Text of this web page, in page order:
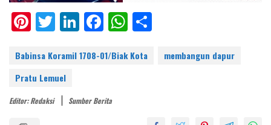
Pi
er
e
st
T
itt
er
Li
k
dI
F
e
o
W
at ar
Babinsa Koramil 1708-01/Biak Kota
membangun dapur
Pratu Lemuel
Editor: Redaksi Sumber Berita